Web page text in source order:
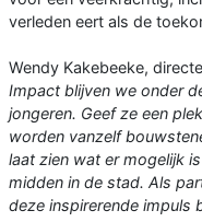
verleden eert als de
Wendy Kakebeeke,
Impact blijven we onder
jongeren. Geef ze een
worden vanzelf
laat zien wat er mogelijk
midden in de stad. Als
deze inspirerende impuls